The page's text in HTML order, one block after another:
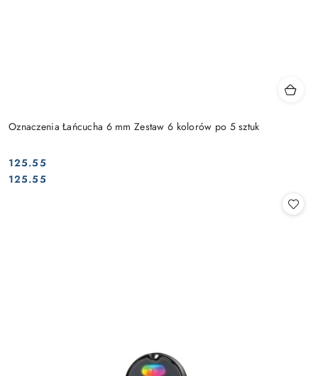
Oznaczenia Łańcucha 6 mm Zestaw 6 kolorów po 5 sztuk
Cena:
125.55
Cena:
125.55